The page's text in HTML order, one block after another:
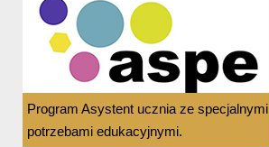
Program Asystent ucznia ze specjalnymi
potrzebami edukacyjnymi.